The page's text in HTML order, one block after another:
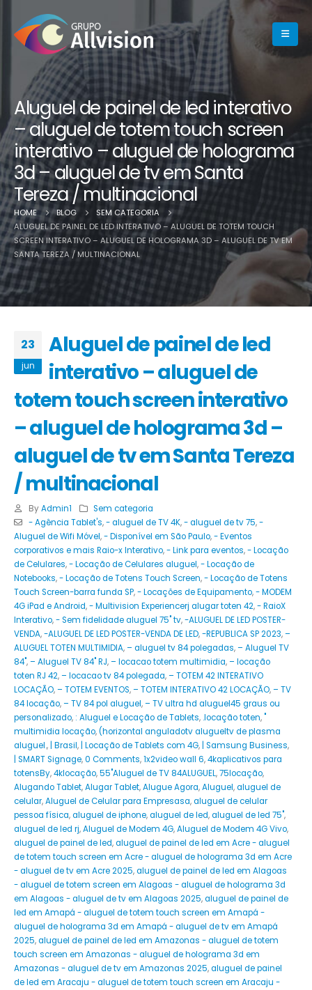
Aluguel de painel de led interativo
– aluguel de totem touch screen
interativo – aluguel de holograma
3d – aluguel de tv em Santa
Tereza / multinacional
HOME BLOG
SEM CATEGORIA
ALUGUEL DE PAINEL DE LED INTERATIVO – ALUGUEL DE TOTEM TOUCH
SCREEN INTERATIVO – ALUGUEL DE HOLOGRAMA 3D – ALUGUEL DE TV EM
SANTA TEREZA / MULTINACIONAL
23
jun
Aluguel de painel de led
interativo – aluguel de
totem touch screen interativo
– aluguel de holograma 3d –
aluguel de tv em Santa Tereza
/ multinacional
By Admin1
Sem categoria
- Agência Tablet's,- aluguel de TV 4K,- aluguel de tv 75,-
Aluguel de Wifi Móvel,- Disponível em São Paulo,- Eventos
corporativos e mais Raio-x Interativo,- Link para eventos,- Locação
de Celulares,- Locação de Celulares aluguel,- Locação de
Notebooks,- Locação de Totens Touch Screen,- Locação de Totens
Touch Screen-barra funda SP,- Locações de Equipamento,- MODEM
4G iPad e Android,- Multivision Experiencerj alugar toten 42,- RaioX
Interativo,- Sem fidelidade aluguel 75" tv,-ALUGUEL DE LED POSTER-
VENDA,-ALUGUEL DE LED POSTER-VENDA DE LED,-REPUBLICA SP 2023,–
ALUGUEL TOTEN MULTIMIDIA,– aluguel tv 84 polegadas,– Aluguel TV
84",– Aluguel TV 84" RJ,– locacao totem multimidia,– locação
toten RJ 42,– locacao tv 84 polegada,– TOTEM 42 INTERATIVO
LOCAÇÃO,– TOTEM EVENTOS,– TOTEM INTERATIVO 42 LOCAÇÃO,– TV
84 locação,– TV 84 pol aluguel,– TV ultra hd aluguel45 graus ou
personalizado, : Aluguel e Locação de Tablets, .locação toten,"
multimidia locação,(horizontal anguladotv alugueltv de plasma
aluguel., | Brasil, | Locação de Tablets com 4G, | Samsung Business,
| SMART Signage,0 Comments,1x2video wall 6,4kaplicativos para
totensBy,4klocação,55"Aluguel de TV 84ALUGUEL,75locação,
Alugando Tablet,Alugar Tablet,Alugue Agora,Aluguel,aluguel de
celular,Aluguel de Celular para Empresasa,aluguel de celular
pessoa física,aluguel de iphone,aluguel de led,aluguel de led 75",
aluguel de led rj,Aluguel de Modem 4G,Aluguel de Modem 4G Vivo,
aluguel de painel de led,aluguel de painel de led em Acre - aluguel
de totem touch screen em Acre - aluguel de holograma 3d em Acre
- aluguel de tv em Acre 2025,aluguel de painel de led em Alagoas
- aluguel de totem screen em Alagoas - aluguel de holograma 3d
em Alagoas - aluguel de tv em Alagoas 2025,aluguel de painel de
led em Amapá - aluguel de totem touch screen em Amapá -
aluguel de holograma 3d em Amapá - aluguel de tv em Amapá
2025,aluguel de painel de led em Amazonas - aluguel de totem
touch screen em Amazonas - aluguel de holograma 3d em
Amazonas - aluguel de tv em Amazonas 2025,aluguel de painel
de led em Aracaju - aluguel de totem touch screen em Aracaju -